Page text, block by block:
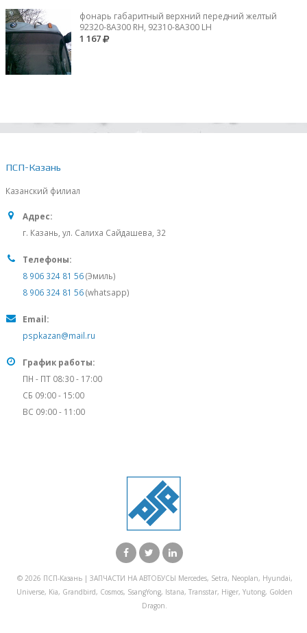
фонарь габаритный верхний передний желтый
92320-8A300 RH, 92310-8А300 LH
1 167
ПСП-Казань
Казанский филиал
Адрес:
г. Казань, ул. Салиха Сайдашева, 32
Телефоны:
8 906 324 81 56(Эмиль)
8 906 324 81 56(whatsapp)
Email:
pspkazan@mail.ru
График работы:
ПН - ПТ 08:30 - 17:00
СБ 09:00 - 15:00
ВС 09:00 - 11:00
© 2026 ПСП-Казань | ЗАПЧАСТИ НА АВТОБУСЫ Mercedes, Setra, Neoplan, Hyundai,
Universe, Kia, Grandbird, Cosmos, SsangYong, Istana, Transstar, Higer, Yutong, Golden
Dragon.